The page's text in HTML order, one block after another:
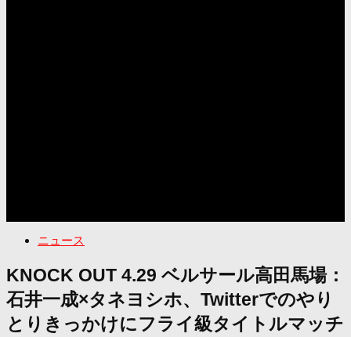
ニュース
KNOCK OUT 4.29 ベルサール高田馬場：
石井一成×タネヨシホ、Twitterでのやり
とりきっかけにフライ級タイトルマッチ